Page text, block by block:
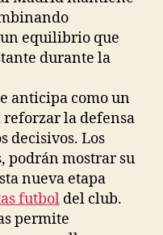
equilibrio que
durante la
anticipa como un
la defensa
decisivos. Los
podrán mostrar su
nueva etapa
futbol del club.
permite